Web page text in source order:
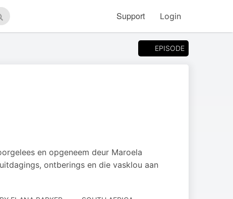
Support Login
EPISODE
en opgeneem deur Maroela
ontberings en die vasklou aan